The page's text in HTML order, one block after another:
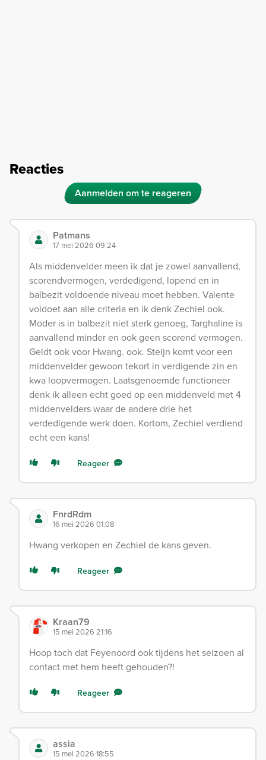
Reacties
Aanmelden om te reageren
Patmans
17 mei 2026 09:24
Als middenvelder meen ik dat je zowel aanvallend,
scorendvermogen, verdedigend, lopend en in
balbezit voldoende niveau moet hebben. Valente
voldoet aan alle criteria en ik denk Zechiel ook.
Moder is in balbezit niet sterk genoeg, Targhaline is
aanvallend minder en ook geen scorend vermogen.
Geldt ook voor Hwang. ook. Steijn komt voor een
middenvelder gewoon tekort in verdigende zin en
kwa loopvermogen. Laatsgenoemde functioneer
denk ik alleen echt goed op een middenveld met 4
middenvelders waar de andere drie het
verdedigende werk doen. Kortom, Zechiel verdiend
echt een kans!
Reageer
FnrdRdm
16 mei 2026 01:08
Hwang verkopen en Zechiel de kans geven.
Reageer
Kraan79
15 mei 2026 21:16
Hoop toch dat Feyenoord ook tijdens het seizoen al
contact met hem heeft gehouden?!
Reageer
assia
15 mei 2026 18:55